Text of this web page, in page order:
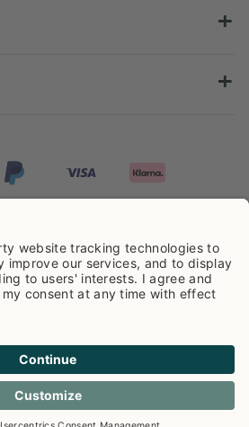
8.959Rezensionen ausgezeichnet.
Impressum